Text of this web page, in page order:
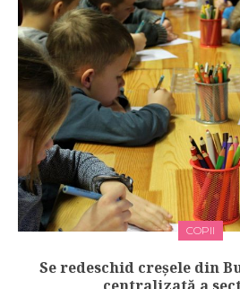
COPII
Se redeschid creșele din